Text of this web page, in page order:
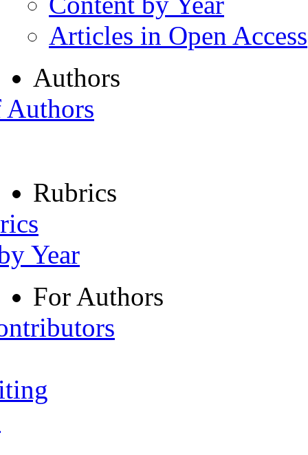
Articles in Open Access
Authors
Rubrics
Year
For Authors